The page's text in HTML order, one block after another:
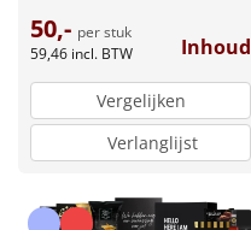
50,- per stuk
59,46 incl. BTW Inhoud
Vergelijken
Verlanglijst